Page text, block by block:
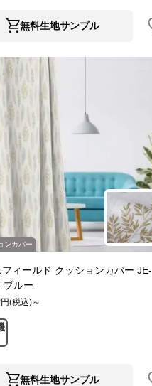
無料生地サンプル
ンカバー
フィールド クッションカバー JE-
ブルー
円(税込)～
無料生地サンプル